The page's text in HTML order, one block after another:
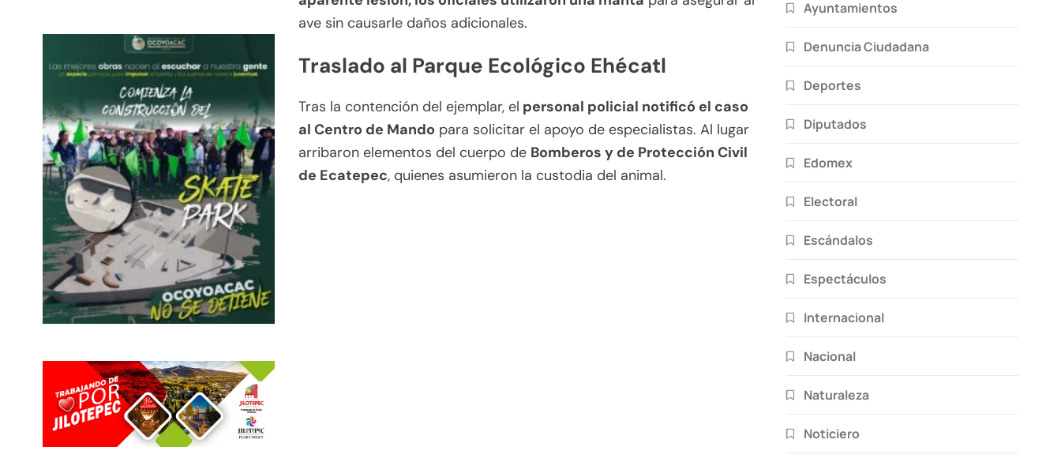
ave sin causarle daños adicionales.
Traslado al Parque Ecológico Ehécatl
Tras la contención del ejemplar, el personal policial notificó el caso
al Centro de Mando para solicitar el apoyo de especialistas. Al lugar
arribaron elementos del cuerpo de Bomberos y de Protección Civil
de Ecatepec, quienes asumieron la custodia del animal.
Ayuntamientos
Denuncia Ciudadana
Deportes
Diputados
Edomex
Electoral
Escándalos
Espectáculos
Internacional
Nacional
Naturaleza
Noticiero